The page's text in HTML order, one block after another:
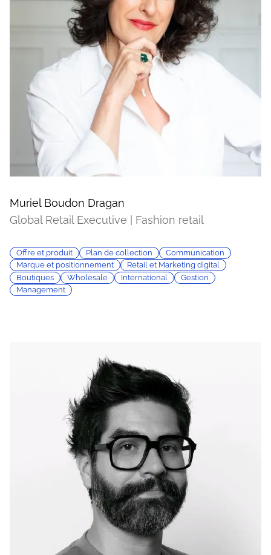
Muriel Boudon Dragan
Global Retail Executive | Fashion retail
Offre et produit Plan de collection
Communication
Marque et positionnement
Retail et Marketing digital
Boutiques
Wholesale International
Gestion
Management